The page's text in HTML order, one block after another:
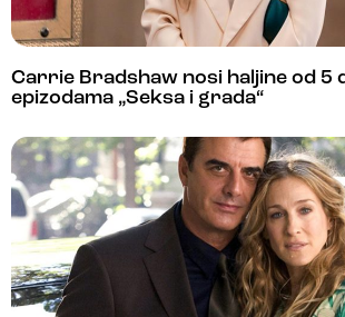
Carrie Bradshaw nosi haljine od 5
epizodama „Seksa i grada“